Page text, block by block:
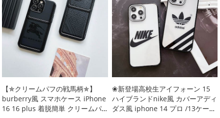
【✯クリームパフの戦馬柄✯】
burberry風 スマホケース iPhone
16 16 plus 着脱簡単 クリームパ
❀新登場高校生アイフォーン 15
ハイブランドnike風 カバーアディ
ダス風 iphone 14 プロ /13ケース